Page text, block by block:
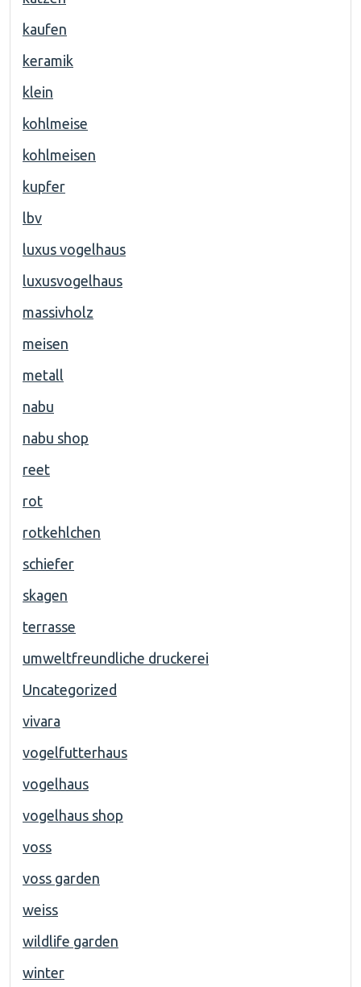
kaufen
keramik
klein
kohlmeise
kohlmeisen
kupfer
lbv
luxus vogelhaus
luxusvogelhaus
massivholz
meisen
metall
nabu
nabu shop
reet
rot
rotkehlchen
schiefer
skagen
terrasse
umweltfreundliche druckerei
Uncategorized
vivara
vogelfutterhaus
vogelhaus
vogelhaus shop
voss
voss garden
weiss
wildlife garden
winter